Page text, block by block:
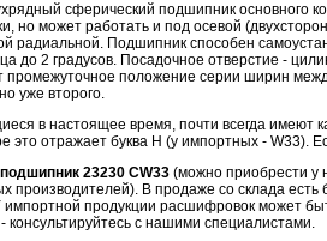
сферический подшипник основного
но может работать и под осевой
радиальной. Подшипник способен
до 2 градусов. Посадочное отверстие -
промежуточное положение серии ширин
уже второго.
в настоящее время, почти всегда имеют
это отражает буква Н (у импортных - W33).
подшипник 23230 CW33 (можно приобрести у
производителей). В продаже со склада
импортной продукции расшифровок может
консультируйтесь с нашими специалистами.